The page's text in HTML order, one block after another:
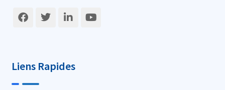
Liens Rapides